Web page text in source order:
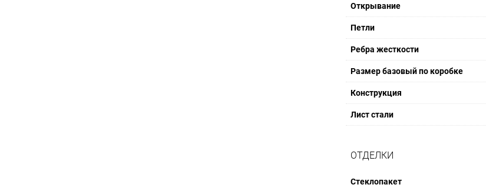
Открывание
Петли
Ребра жесткости
Размер базовый по коробке
Конструкция
Лист стали
ОТДЕЛКИ
Стеклопакет